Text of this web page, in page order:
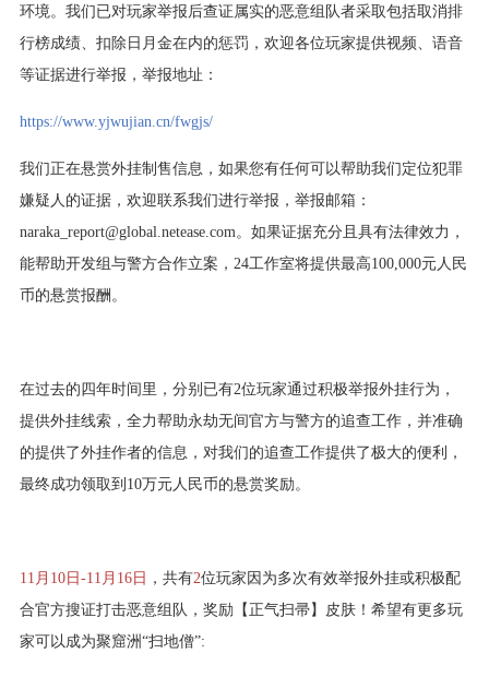
环境。我们已对玩家举报后查证属实的恶意组队者采取包括取消排
行榜成绩、扣除日月金在内的惩罚，欢迎各位玩家提供视频、语音
等证据进行举报，举报地址：
https://www.yjwujian.cn/fwgjs/
我们正在悬赏外挂制售信息，如果您有任何可以帮助我们定位犯罪
嫌疑人的证据，欢迎联系我们进行举报，举报邮箱：
naraka_report@global.netease.com。如果证据充分且具有法律效力，
能帮助开发组与警方合作立案，24工作室将提供最高100,000元人民
币的悬赏报酬。
在过去的四年时间里，分别已有2位玩家通过积极举报外挂行为，
提供外挂线索，全力帮助永劫无间官方与警方的追查工作，并准确
的提供了外挂作者的信息，对我们的追查工作提供了极大的便利，
最终成功领取到10万元人民币的悬赏奖励。
11月10日-11月16日 ，共有2位玩家因为多次有效举报外挂或积极配
合官方搜证打击恶意组队，奖励【正气扫帚】皮肤！希望有更多玩
家可以成为聚窟洲“扫地僧”: